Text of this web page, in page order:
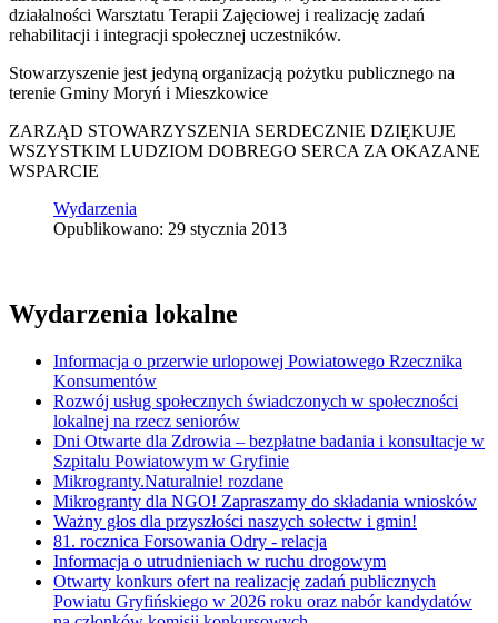
działalności Warsztatu Terapii Zajęciowej i realizację zadań
rehabilitacji i integracji społecznej uczestników.
Stowarzyszenie jest jedyną organizacją pożytku publicznego na
terenie Gminy Moryń i Mieszkowice
ZARZĄD STOWARZYSZENIA SERDECZNIE DZIĘKUJE
WSZYSTKIM LUDZIOM DOBREGO SERCA ZA OKAZANE
WSPARCIE
Wydarzenia
Opublikowano: 29 stycznia 2013
Wydarzenia lokalne
Informacja o przerwie urlopowej Powiatowego Rzecznika
Konsumentów
Rozwój usług społecznych świadczonych w społeczności
lokalnej na rzecz seniorów
Dni Otwarte dla Zdrowia – bezpłatne badania i konsultacje w
Szpitalu Powiatowym w Gryfinie
Mikrogranty.Naturalnie! rozdane
Mikrogranty dla NGO! Zapraszamy do składania wniosków
Ważny głos dla przyszłości naszych sołectw i gmin!
81. rocznica Forsowania Odry - relacja
Informacja o utrudnieniach w ruchu drogowym
Otwarty konkurs ofert na realizację zadań publicznych
Powiatu Gryfińskiego w 2026 roku oraz nabór kandydatów